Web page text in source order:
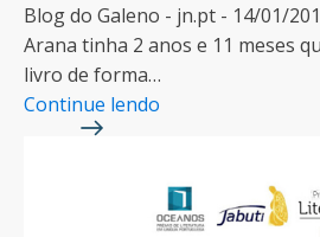
Blog do Galeno - jn.pt - 14/01/
Arana tinha 2 anos e 11 meses
livro de forma…
Continue lendo